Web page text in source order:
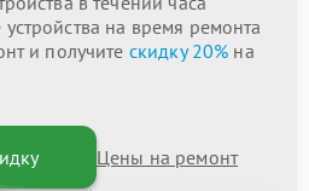
на время ремонта
и получите скидку 20% на
Цены на ремонт